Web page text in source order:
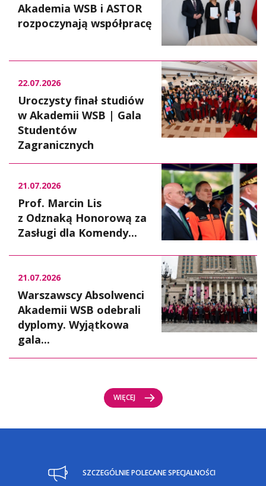
Akademia WSB i ASTOR
rozpoczynają współpracę
22.07.2026
Uroczysty finał studiów
w Akademii WSB | Gala
Studentów
Zagranicznych
21.07.2026
Prof. Marcin Lis
z Odznaką Honorową za
Zasługi dla Komendy...
21.07.2026
Warszawscy Absolwenci
Akademii WSB odebrali
dyplomy. Wyjątkowa
gala...
WIĘCEJ
SZCZEGÓLNIE POLECANE SPECJALNOŚCI